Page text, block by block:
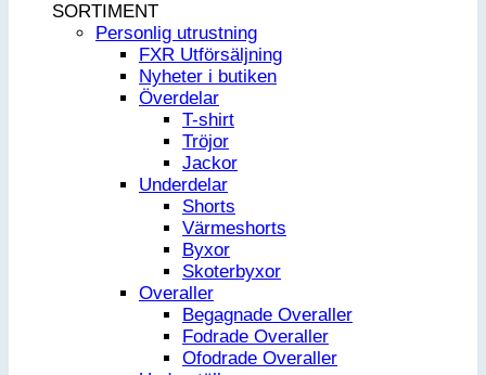
SORTIMENT
Personlig utrustning
FXR Utförsäljning
Nyheter i butiken
Överdelar
T-shirt
Tröjor
Jackor
Underdelar
Shorts
Värmeshorts
Byxor
Skoterbyxor
Overaller
Begagnade Overaller
Fodrade Overaller
Ofodrade Overaller